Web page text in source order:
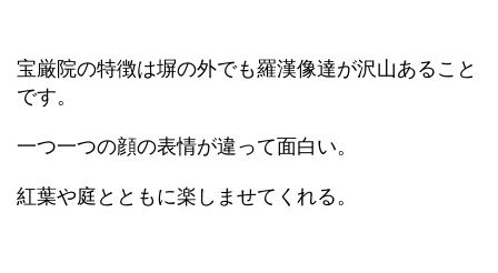
宝厳院の特徴は塀の外でも羅漢像達が沢山あること
です。
一つ一つの顔の表情が違って面白い。
紅葉や庭とともに楽しませてくれる。